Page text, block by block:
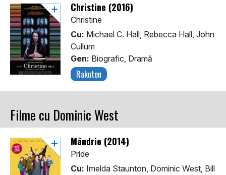
Christine (2016)
Christine
Cu: Michael C. Hall, Rebecca Hall, John
Cullum
Gen: Biografic, Dramă
Rakuten
Filme cu Dominic West
Mândrie (2014)
Pride
Cu: Imelda Staunton, Dominic West, Bill